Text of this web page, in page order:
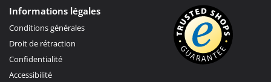
Informations légales
Conditions générales
Droit de rétraction
Confidentialité
Accessibilité